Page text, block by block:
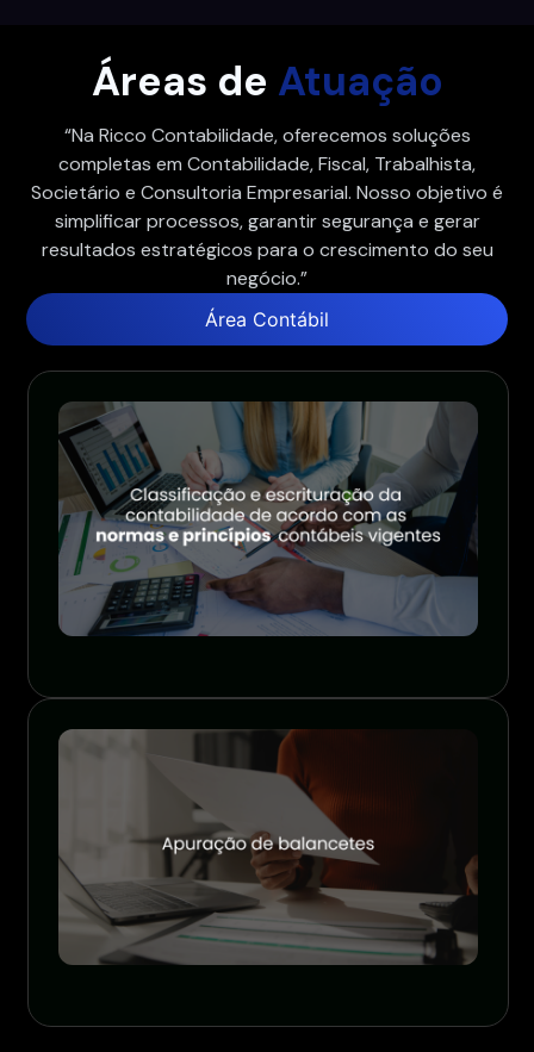
Áreas de Atuação
“Na Ricco Contabilidade, oferecemos soluções
completas em Contabilidade, Fiscal, Trabalhista,
Societário e Consultoria Empresarial. Nosso objetivo é
simplificar processos, garantir segurança e gerar
resultados estratégicos para o crescimento do seu
negócio.”
Área Contábil